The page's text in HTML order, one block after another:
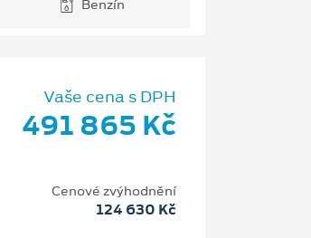
Benzín
Vaše cena s DPH
491 865 Kč
Cenové zvýhodnění
124 630 Kč